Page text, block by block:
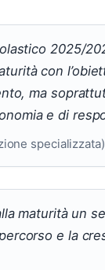
2025/
con
ma
e di
specializzata)
maturità un
e la